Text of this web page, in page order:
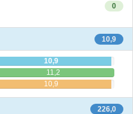
0
10,9
10,9
11,2
10,9
226,0